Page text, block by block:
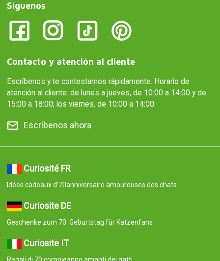
Síguenos
Contacto y atención al cliente
Escríbenos y te contestamos rápidamente. Horario de
atención al cliente: de lunes a jueves, de 10:00 a 14:00 y de
15:00 a 18:00; los viernes, de 10:00 a 14:00.
Escríbenos ahora
Curiosité FR
Idées cadeaux d’70anniversaire amoureuses des chats
Curiosite DE
Geschenke zum 70. Geburtstag für Katzenfans
Curiosite IT